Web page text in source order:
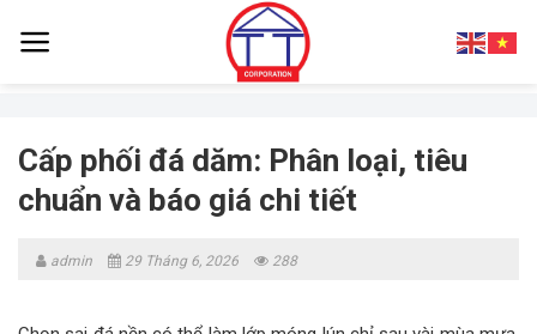
Cấp phối đá dăm: Phân loại, tiêu
chuẩn và báo giá chi tiết
admin 29 Tháng 6, 2026 288